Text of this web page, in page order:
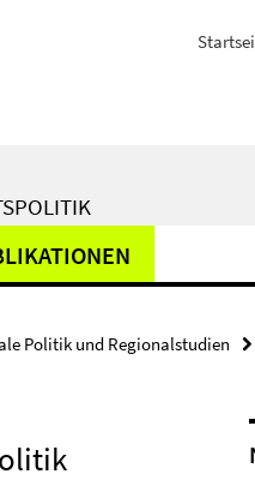
Politik und Regionalstudien